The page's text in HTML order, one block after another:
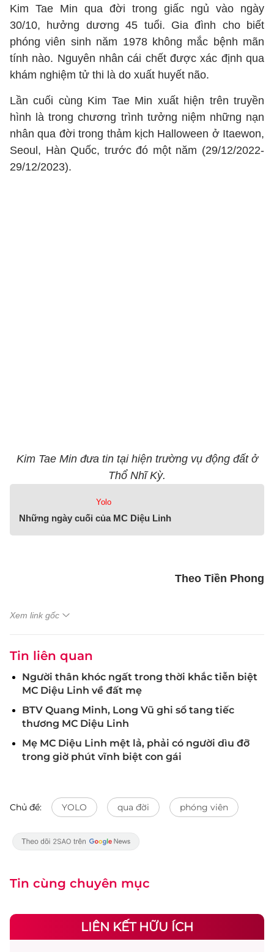
Kim Tae Min qua đời trong giấc ngủ vào ngày
30/10, hưởng dương 45 tuổi. Gia đình cho biết
phóng viên sinh năm 1978 không mắc bệnh mãn
tính nào. Nguyên nhân cái chết được xác định qua
khám nghiệm tử thi là do xuất huyết não.
Lần cuối cùng Kim Tae Min xuất hiện trên truyền
hình là trong chương trình tưởng niệm những nạn
nhân qua đời trong thảm kịch Halloween ở Itaewon,
Seoul, Hàn Quốc, trước đó một năm (29/12/2022-
29/12/2023).
Kim Tae Min đưa tin tại hiện trường vụ động đất ở
Thổ Nhĩ Kỳ.
Yolo
Những ngày cuối của MC Diệu Linh
Theo Tiền Phong
Xem link gốc
Tin liên quan
Người thân khóc ngất trong thời khắc tiễn biệt
MC Diệu Linh về đất mẹ
BTV Quang Minh, Long Vũ ghi sổ tang tiếc
thương MC Diệu Linh
Mẹ MC Diệu Linh mệt lả, phải có người dìu đỡ
trong giờ phút vĩnh biệt con gái
Chủ đề: YOLO qua đời phóng viên
Tin cùng chuyên mục
LIÊN KẾT HỮU ÍCH